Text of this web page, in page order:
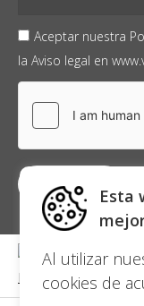
Aceptar nuestra
la Aviso legal en
Esta
Al utilizar
cookies de